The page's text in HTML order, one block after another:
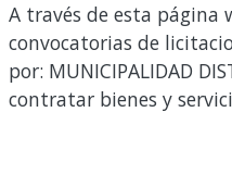
A través de esta página
convocatorias de
por: MUNICIPALIDAD
contratar bienes y